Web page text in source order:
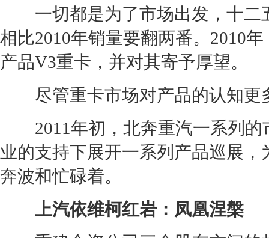
一切都是为了市场出发，十二
相比2010年销量要翻两番。2010
产品V3重卡，并对其寄予厚望。
尽管重卡市场对产品的认知更
2011年初，北奔重汽一系列的
业的支持下展开一系列产品巡展
奔波和忙碌着。
上汽依维柯红岩：凤凰涅槃